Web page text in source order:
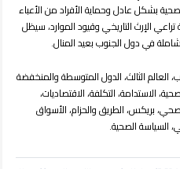
بشكل عادل وحماية الأفراد من الأعباء
الإرث التاريخي وقيود الموارد، سيظل
في دول الجنوب بعيد المنال.
العالم الثالث، الدول المتوسطة والمنخفضة
الاستدامة، التكلفة، الاقتصاديات،
بريكس، الطريق والحزام، الأسواق
السياسة الصحية.